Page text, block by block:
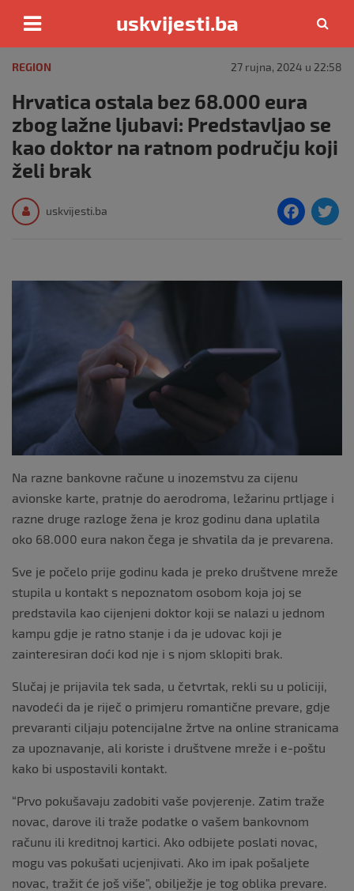
content
uskvijesti.ba
REGION 27 rujna, 2024 u 22:58
Hrvatica ostala bez 68.000 eura
zbog lažne ljubavi: Predstavljao se
kao doktor na ratnom području koji
želi brak
uskvijesti.ba
F
e
o
Na razne bankovne račune u inozemstvu za cijenu
avionske karte, pratnje do aerodroma, ležarinu prtljage i
razne druge razloge žena je kroz godinu dana uplatila
oko 68.000 eura nakon čega je shvatila da je prevarena.
Sve je počelo prije godinu kada je preko društvene mreže
stupila u kontakt s nepoznatom osobom koja joj se
predstavila kao cijenjeni doktor koji se nalazi u jednom
kampu gdje je ratno stanje i da je udovac koji je
zainteresiran doći kod nje i s njom sklopiti brak.
Slučaj je prijavila tek sada, u četvrtak, rekli su u policiji,
navodeći da je riječ o primjeru romantične prevare, gdje
prevaranti ciljaju potencijalne žrtve na online stranicama
za upoznavanje, ali koriste i društvene mreže i e-poštu
kako bi uspostavili kontakt.
“Prvo pokušavaju zadobiti vaše povjerenje. Zatim traže
novac, darove ili traže podatke o vašem bankovnom
računu ili kreditnoj kartici. Ako odbijete poslati novac,
mogu vas pokušati ucjenjivati. Ako im ipak pošaljete
novac, tražit će još više”, obilježje je tog oblika prevare.